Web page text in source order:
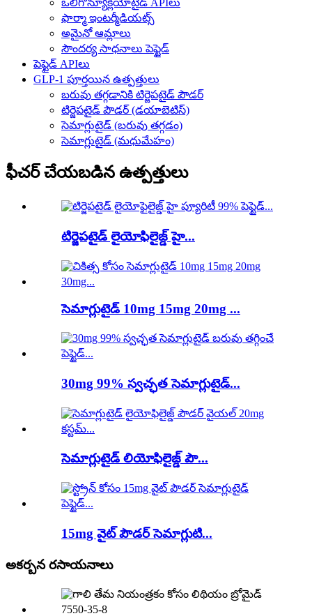
ఫార్మా ఇంటర్మీడియట్స్
అమైనో ఆమ్లాలు
సౌందర్య సాధనాలు పెప్టైడ్
పెప్టైడ్ APIలు
GLP-1 పూర్తయిన ఉత్పత్తులు
బరువు తగ్గడానికి టిర్జెపటైడ్ పౌడర్
టిర్జెపటైడ్ పౌడర్ (డయాబెటిస్)
సెమాగ్లుటైడ్ (బరువు తగ్గడం)
సెమాగ్లుటైడ్ (మధుమేహం)
ఫీచర్ చేయబడిన ఉత్పత్తులు
టిర్జెపటైడ్ లైయోఫిలైజ్డ్ హై...
సెమాగ్లుటైడ్ 10mg 15mg 20mg ...
30mg 99% స్వచ్ఛత సెమాగ్లుటైడ్...
సెమాగ్లుటైడ్ లియోఫిలైజ్డ్ పౌ...
15mg వైట్ పౌడర్ సెమాగ్లుటి...
అకర్బన రసాయనాలు